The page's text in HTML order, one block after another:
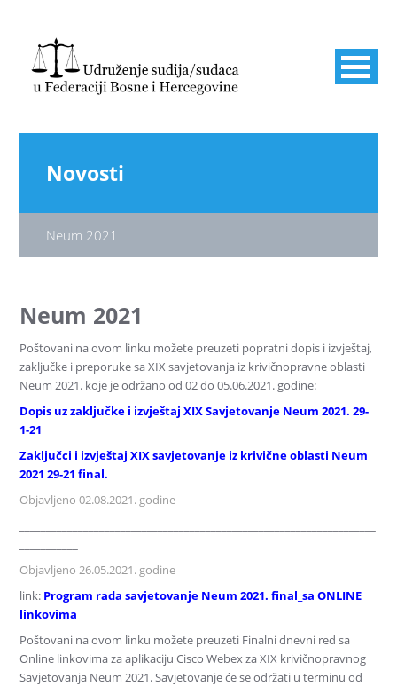
Novosti
Neum 2021
Neum 2021
Poštovani na ovom linku možete preuzeti popratni dopis i izvještaj,
zaključke i preporuke sa XIX savjetovanja iz krivičnopravne oblasti
Neum 2021. koje je održano od 02 do 05.06.2021. godine:
Dopis uz zaključke i izvještaj XIX Savjetovanje Neum 2021. 29-
1-21
Zaključci i izvještaj XIX savjetovanje iz krivične oblasti Neum
2021 29-21 final.
Objavljeno 02.08.2021. godine
Objavljeno 26.05.2021. godine
link: Program rada savjetovanje Neum 2021. final_sa ONLINE
linkovima
Poštovani na ovom linku možete preuzeti Finalni dnevni red sa
Online linkovima za aplikaciju Cisco Webex za XIX krivičnopravnog
Savjetovanja Neum 2021. Savjetovanje će se održati u terminu od